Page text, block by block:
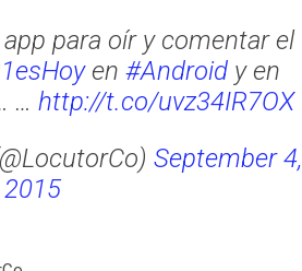
para oír y comentar el
en #Android y en
… http://t.co/uvz34IR7OX
September 4,
2015